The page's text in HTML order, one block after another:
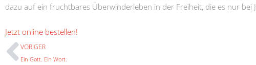
dazu auf ein fruchtbares Überwinderleben in der Freiheit, die es nur bei
Jetzt online bestellen!
Prev
VORIGER
Ein Gott. Ein Wort.